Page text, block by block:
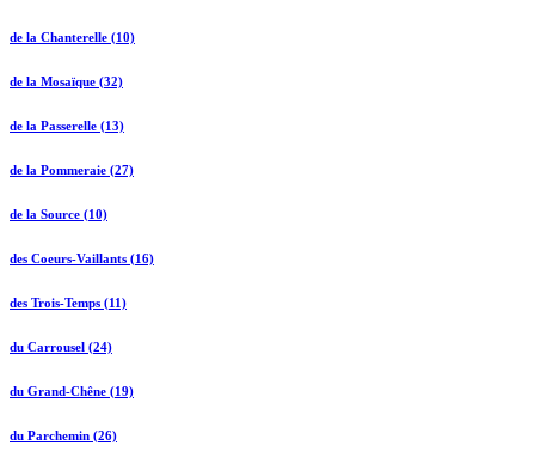
de la Chanterelle (10)
de la Mosaïque (32)
de la Passerelle (13)
de la Pommeraie (27)
de la Source (10)
des Coeurs-Vaillants (16)
des Trois-Temps (11)
du Carrousel (24)
du Grand-Chêne (19)
du Parchemin (26)